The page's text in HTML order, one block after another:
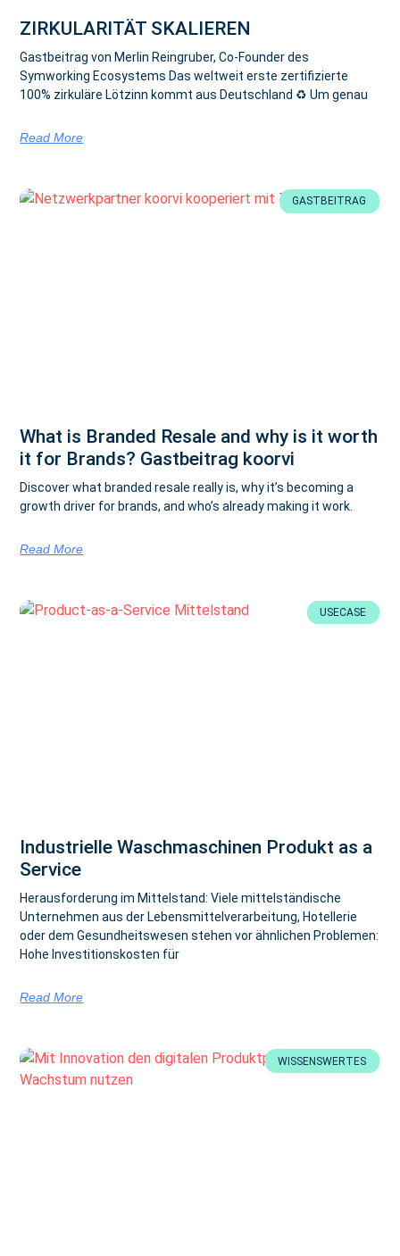
ZIRKULARITÄT SKALIEREN
Gastbeitrag von Merlin Reingruber, Co-Founder des
Symworking Ecosystems Das weltweit erste zertifizierte
100% zirkuläre Lötzinn kommt aus Deutschland ♻ Um genau
Read More
GASTBEITRAG
What is Branded Resale and why is it worth
it for Brands? Gastbeitrag koorvi
Discover what branded resale really is, why it’s becoming a
growth driver for brands, and who’s already making it work.
Read More
USECASE
Industrielle Waschmaschinen Produkt as a
Service
Herausforderung im Mittelstand: Viele mittelständische
Unternehmen aus der Lebensmittelverarbeitung, Hotellerie
oder dem Gesundheitswesen stehen vor ähnlichen Problemen:
Hohe Investitionskosten für
Read More
WISSENSWERTES